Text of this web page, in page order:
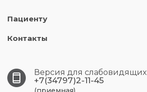
Пациенту
Контакты
Версия для слабовидящих
+7(34797)2-11-45